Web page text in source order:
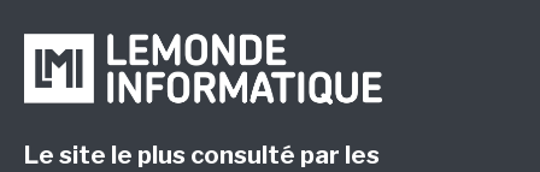
Le site le plus consulté par les